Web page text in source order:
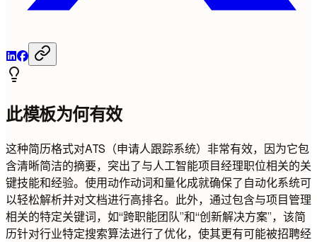
此模板为何有效
这种简历格式对ATS（申请人跟踪系统）非常有效，因为它包
含清晰简洁的摘要，突出了与人工智能项目经理职位相关的关
键技能和经验。使用动作动词和量化成就确保了自动化系统可
以轻松解析并对文档进行高排名。此外，通过包含与项目管理
相关的特定关键词，如“跨职能团队”和“创新解决方案”，该简
历针对行业特定搜索算法进行了优化，使其更有可能被招聘经